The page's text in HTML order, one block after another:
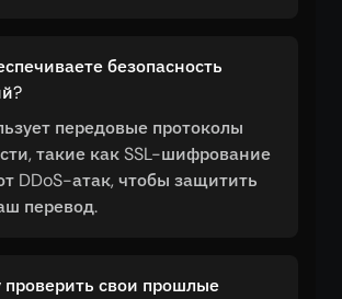
безопасность
передовые протоколы
такие как SSL-шифрование
DDoS-атак, чтобы защитить
перевод.
проверить свои прошлые